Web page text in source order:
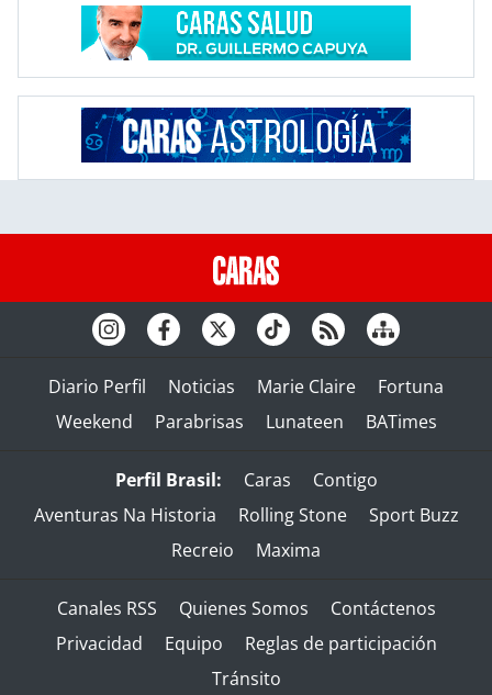
Diario Perfil Noticias Marie Claire
Fortuna
Weekend
Parabrisas Lunateen BATimes
Perfil Brasil: Caras
Contigo
Aventuras Na Historia
Rolling Stone
Sport Buzz
Recreio
Maxima
Canales RSS Quienes Somos
Contáctenos
Privacidad
Equipo
Reglas de participación
Tránsito